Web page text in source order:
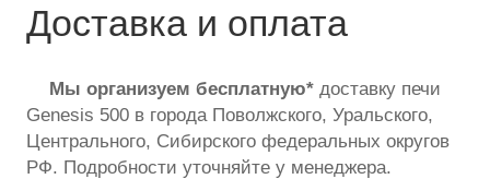
Доставка и оплата
Мы организуем бесплатную* доставку печи
Genesis 500 в города Поволжского, Уральского,
Центрального, Сибирского федеральных округов
РФ. Подробности уточняйте у менеджера.